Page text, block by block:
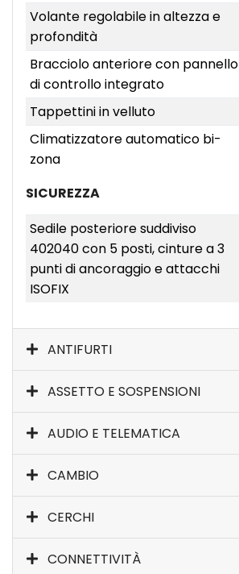
Volante regolabile in altezza e
profondità
Bracciolo anteriore con pannello
di controllo integrato
Tappettini in velluto
Climatizzatore automatico bi-
zona
SICUREZZA
Sedile posteriore suddiviso
402040 con 5 posti, cinture a 3
punti di ancoraggio e attacchi
ISOFIX
ANTIFURTI
ASSETTO E SOSPENSIONI
AUDIO E TELEMATICA
CAMBIO
CERCHI
CONNETTIVITÀ